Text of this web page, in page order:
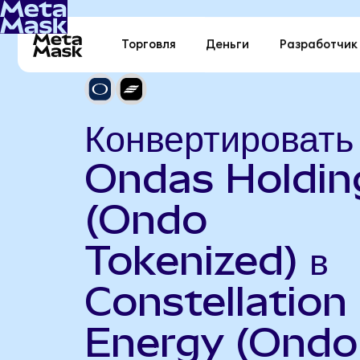
Торговля Деньги Разработчик
Конвертировать
Ondas
(Ondo
Tokenized) в
Constellation
Energy (Ondo